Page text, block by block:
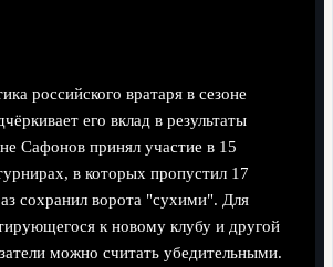
российского вратаря в сезоне
его вклад в результаты
Сафонов принял участие в 15
в которых пропустил 17
сохранил ворота "сухими". Для
к новому клубу и другой
можно считать убедительными.